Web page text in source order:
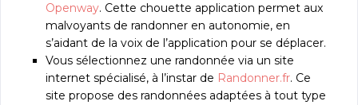
Openway. Cette chouette application permet aux
malvoyants de randonner en autonomie, en
s’aidant de la voix de l’application pour se déplacer.
Vous sélectionnez une randonnée via un site
internet spécialisé, à l’instar de Randonner.fr. Ce
site propose des randonnées adaptées à tout type